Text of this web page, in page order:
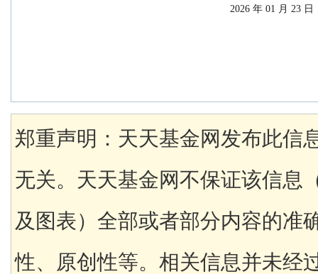
                                                    2026 年 01 月 23 日
郑重声明：天天基金网发布此信
无关。天天基金网不保证该信息
及图表）全部或者部分内容的准
性、原创性等。相关信息并未经